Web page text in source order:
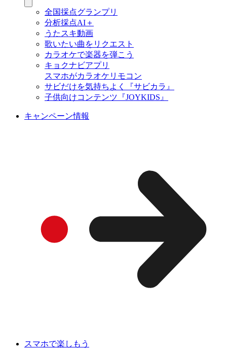
全国採点グランプリ
分析採点AI＋
うたスキ動画
歌いたい曲をリクエスト
カラオケで楽器を弾こう
キョクナビアプリ
スマホがカラオケリモコン
サビだけを気持ちよく『サビカラ』
子供向けコンテンツ『JOYKIDS』
キャンペーン情報
スマホで楽しもう